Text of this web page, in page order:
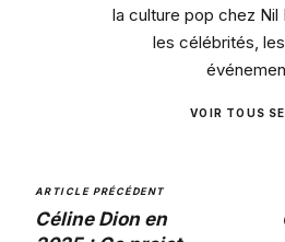
la culture pop chez Nil
les célébrités,
VOIR TOUS
ARTICLE PRÉCÉDENT
Céline Dion en